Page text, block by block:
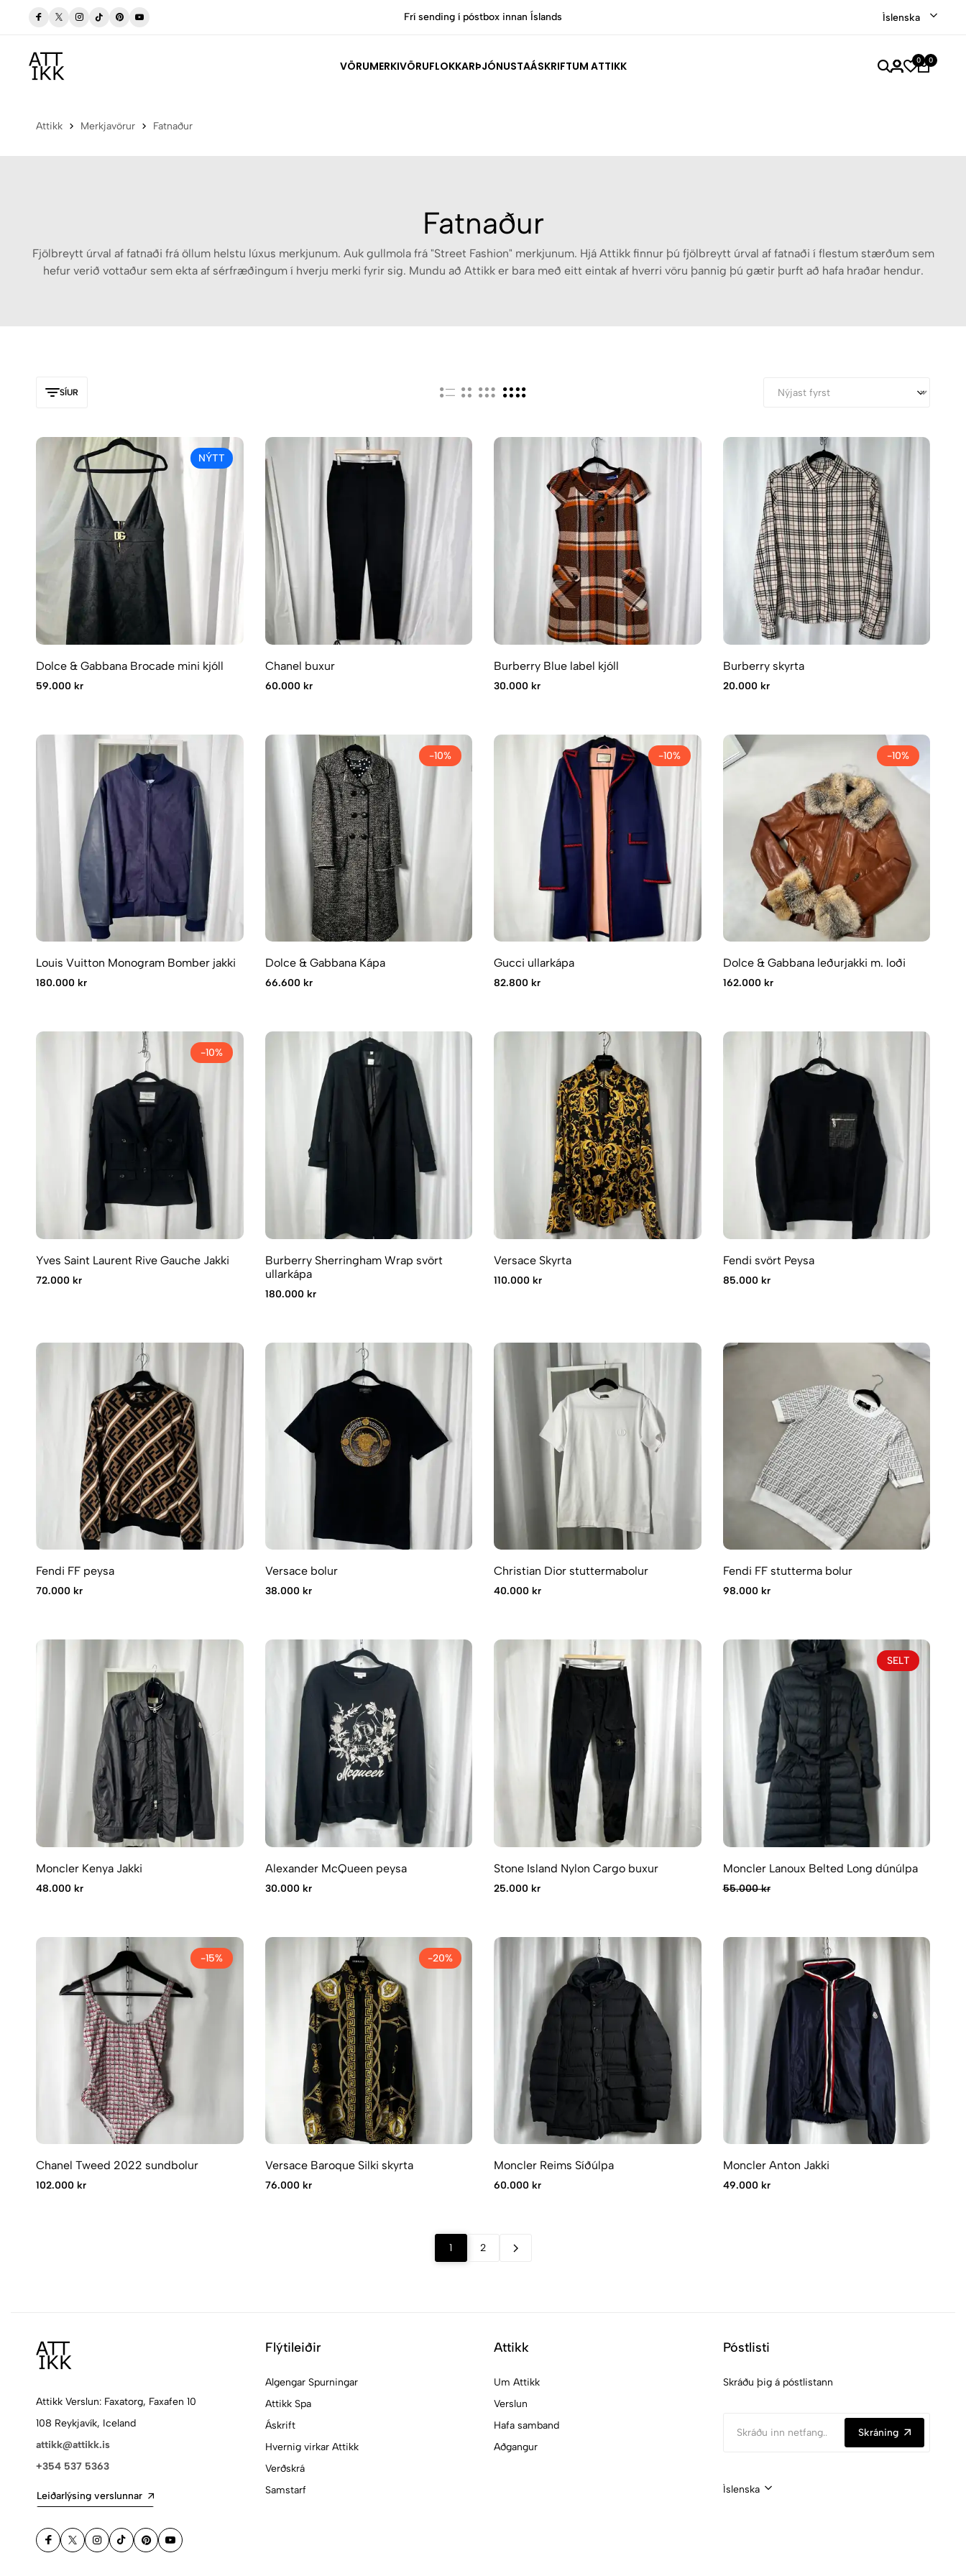
Frí sending í póstbox innan Íslands Allar vörur eru vottaðar Ekta af sérfræðingum Íslenska
VÖRUMERKIVÖRUFLOKKARÞJÓNUSTAÁSKRIFTUM ATTIKK 0 0
Attikk Merkjavörur Fatnaður
Fatnaður
Fjölbreytt úrval af fatnaði frá öllum helstu lúxus merkjunum. Auk gullmola frá "Street Fashion" merkjunum. Hjá Attikk finnur þú fjölbreytt úrval af fatnaði í flestum stærðum sem
hefur verið vottaður sem ekta af sérfræðingum í hverju merki fyrir sig. Mundu að Attikk er bara með eitt eintak af hverri vöru þannig þú gætir þurft að hafa hraðar hendur.
SÍUR
NÝTT
Dolce & Gabbana Brocade mini kjóll
59.000 kr
Chanel buxur
60.000 kr
Burberry Blue label kjóll
30.000 kr
Burberry skyrta
20.000 kr
Louis Vuitton Monogram Bomber jakki
180.000 kr
-10%
Dolce & Gabbana Kápa
66.600 kr
-10%
Gucci ullarkápa
82.800 kr
-10%
Dolce & Gabbana leðurjakki m. loði
162.000 kr
-10%
Yves Saint Laurent Rive Gauche Jakki
72.000 kr
Burberry Sherringham Wrap svört
ullarkápa
180.000 kr
Versace Skyrta
110.000 kr
Fendi svört Peysa
85.000 kr
Fendi FF peysa
70.000 kr
Versace bolur
38.000 kr
Christian Dior stuttermabolur
40.000 kr
Fendi FF stutterma bolur
98.000 kr
Moncler Kenya Jakki
48.000 kr
Alexander McQueen peysa
30.000 kr
Stone Island Nylon Cargo buxur
25.000 kr
SELT
Moncler Lanoux Belted Long dúnúlpa
55.000 kr
-15%
Chanel Tweed 2022 sundbolur
102.000 kr
-20%
Versace Baroque Silki skyrta
76.000 kr
Moncler Reims Síðúlpa
60.000 kr
Moncler Anton Jakki
49.000 kr
1 2
Attikk Verslun: Faxatorg, Faxafen 10
108 Reykjavík, Iceland
attikk@attikk.is
+354 537 5363
Leiðarlýsing verslunnar
Flýtileiðir
Algengar Spurningar
Attikk Spa
Áskrift
Hvernig virkar Attikk
Verðskrá
Samstarf
Attikk
Um Attikk
Verslun
Hafa samband
Aðgangur
Póstlisti
Skráðu þig á póstlistann
Skráning
Íslenska